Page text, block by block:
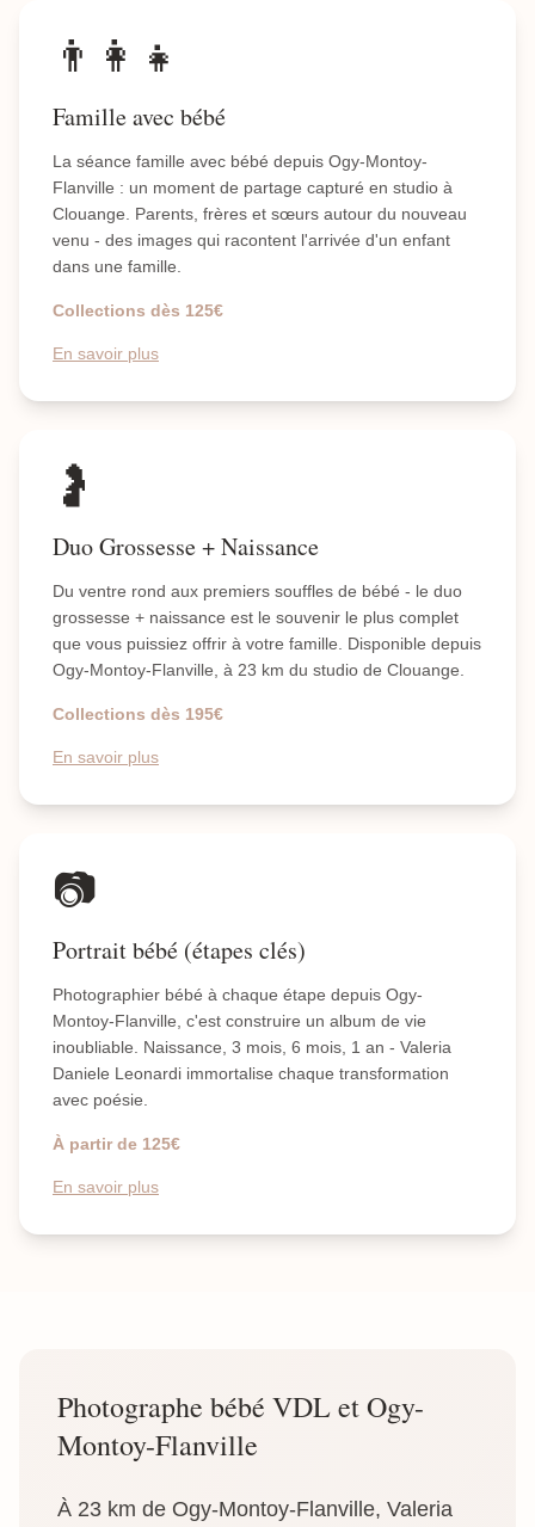
👨‍👩‍👧
Famille avec bébé
La séance famille avec bébé depuis Ogy-Montoy-
Flanville : un moment de partage capturé en studio à
Clouange. Parents, frères et sœurs autour du nouveau
venu - des images qui racontent l'arrivée d'un enfant
dans une famille.
Collections dès 125€
En savoir plus
🤰
Duo Grossesse + Naissance
Du ventre rond aux premiers souffles de bébé - le duo
grossesse + naissance est le souvenir le plus complet
que vous puissiez offrir à votre famille. Disponible depuis
Ogy-Montoy-Flanville, à 23 km du studio de Clouange.
Collections dès 195€
En savoir plus
📷
Portrait bébé (étapes clés)
Photographier bébé à chaque étape depuis Ogy-
Montoy-Flanville, c'est construire un album de vie
inoubliable. Naissance, 3 mois, 6 mois, 1 an - Valeria
Daniele Leonardi immortalise chaque transformation
avec poésie.
À partir de 125€
En savoir plus
Photographe bébé VDL et Ogy-
Montoy-Flanville
À 23 km de Ogy-Montoy-Flanville, Valeria